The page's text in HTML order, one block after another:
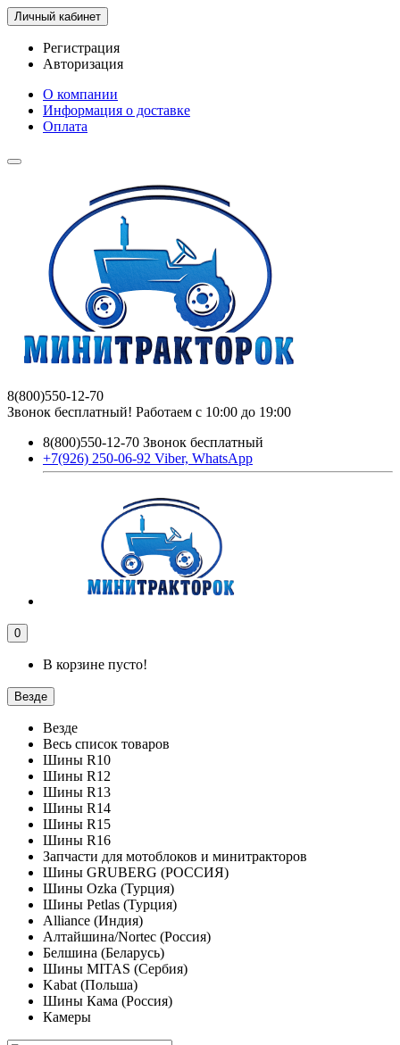
Личный кабинет
Регистрация
Авторизация
О компании
Информация о доставке
Оплата
8(800)550-12-70
Звонок бесплатный! Работаем с 10:00 до 19:00
8(800)550-12-70 Звонок бесплатный
+7(926) 250-06-92 Viber, WhatsApp
0
В корзине пусто!
Везде
Везде
Весь список товаров
Шины R10
Шины R12
Шины R13
Шины R14
Шины R15
Шины R16
Запчасти для мотоблоков и минитракторов
Шины GRUBERG (РОССИЯ)
Шины Ozka (Турция)
Шины Petlas (Турция)
Alliance (Индия)
Алтайшина/Nortec (Россия)
Белшина (Беларусь)
Шины MITAS (Сербия)
Kabat (Польша)
Шины Кама (Россия)
Камеры